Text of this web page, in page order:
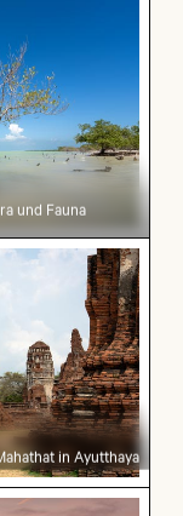
und Fauna
in
in Ayutthaya
Deckel